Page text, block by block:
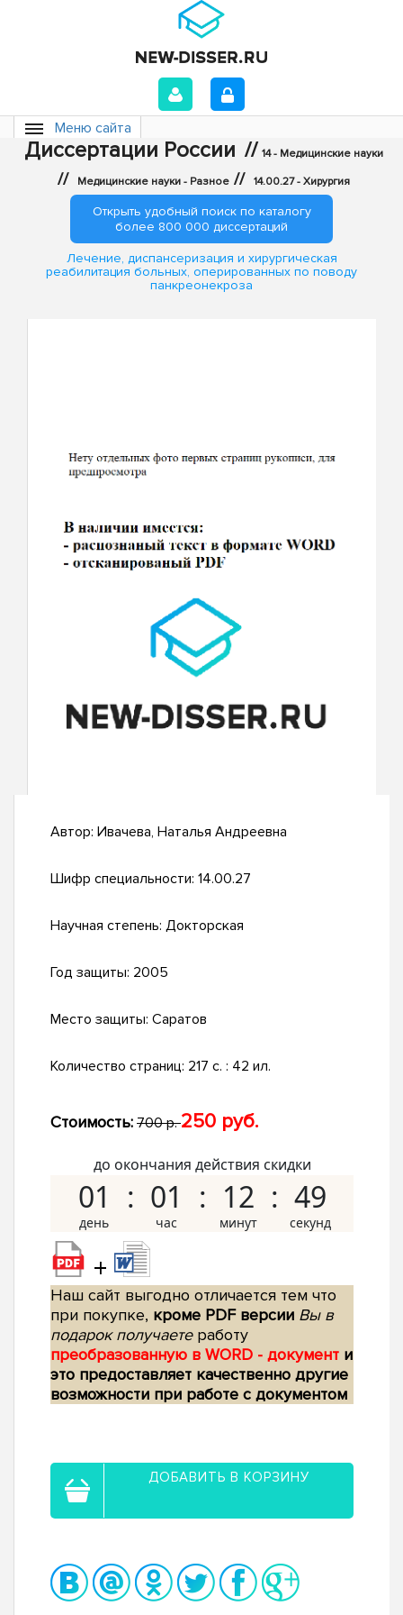
Меню сайта
Диссертации России // 14 - Медицинские науки
// Медицинские науки - Разное // 14.00.27 - Хирургия
Открыть удобный поиск по каталогу
более 800 000 диссертаций
Лечение, диспансеризация и хирургическая
реабилитация больных, оперированных по поводу
панкреонекроза
Автор: Ивачева, Наталья Андреевна
Шифр специальности: 14.00.27
Научная степень: Докторская
Год защиты: 2005
Место защиты: Саратов
Количество страниц: 217 с. : 42 ил.
Стоимость: 700 р.250 руб.
до окончания действия скидки
01 01 12 48
+
Наш сайт выгодно отличается тем что
при покупке, кроме PDF версии Вы в
подарок получаетеработу
преобразованную в WORD - документ и
это предоставляет качественно другие
возможности при работе с документом
ДОБАВИТЬ В КОРЗИНУ